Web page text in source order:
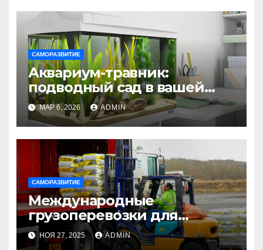
САМОРАЗВИТИЕ
Аквариум-травник:
подводный сад в вашей
гостиной
МАР 6, 2026 ADMIN
САМОРАЗВИТИЕ
Международные
грузоперевозки для
селлеров маркетплейсов
НОЯ 27, 2025 ADMIN